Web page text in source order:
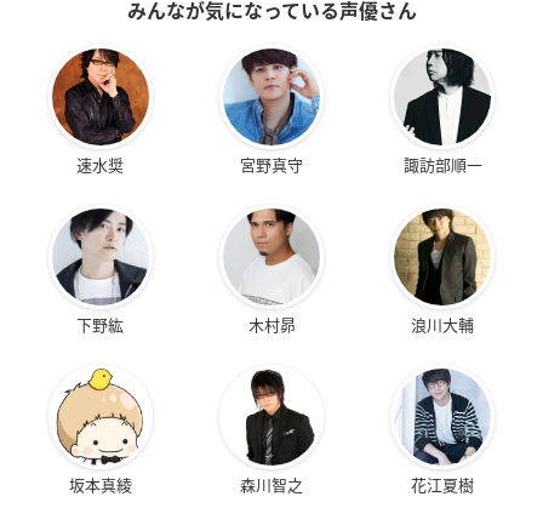
みんなが気になっている声優さん
速水奨 宮野真守 諏訪部順一
下野紘 木村昴 浪川大輔
坂本真綾 森川智之 花江夏樹